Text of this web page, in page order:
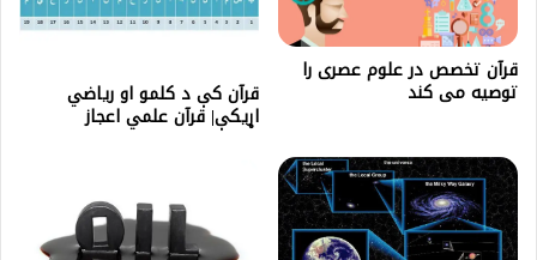
قرآن تخصص در علوم عصری را
توصيه می کند قرآن کې د کلمو او ریاضي
اړیکې| قرآن علمي اعجاز